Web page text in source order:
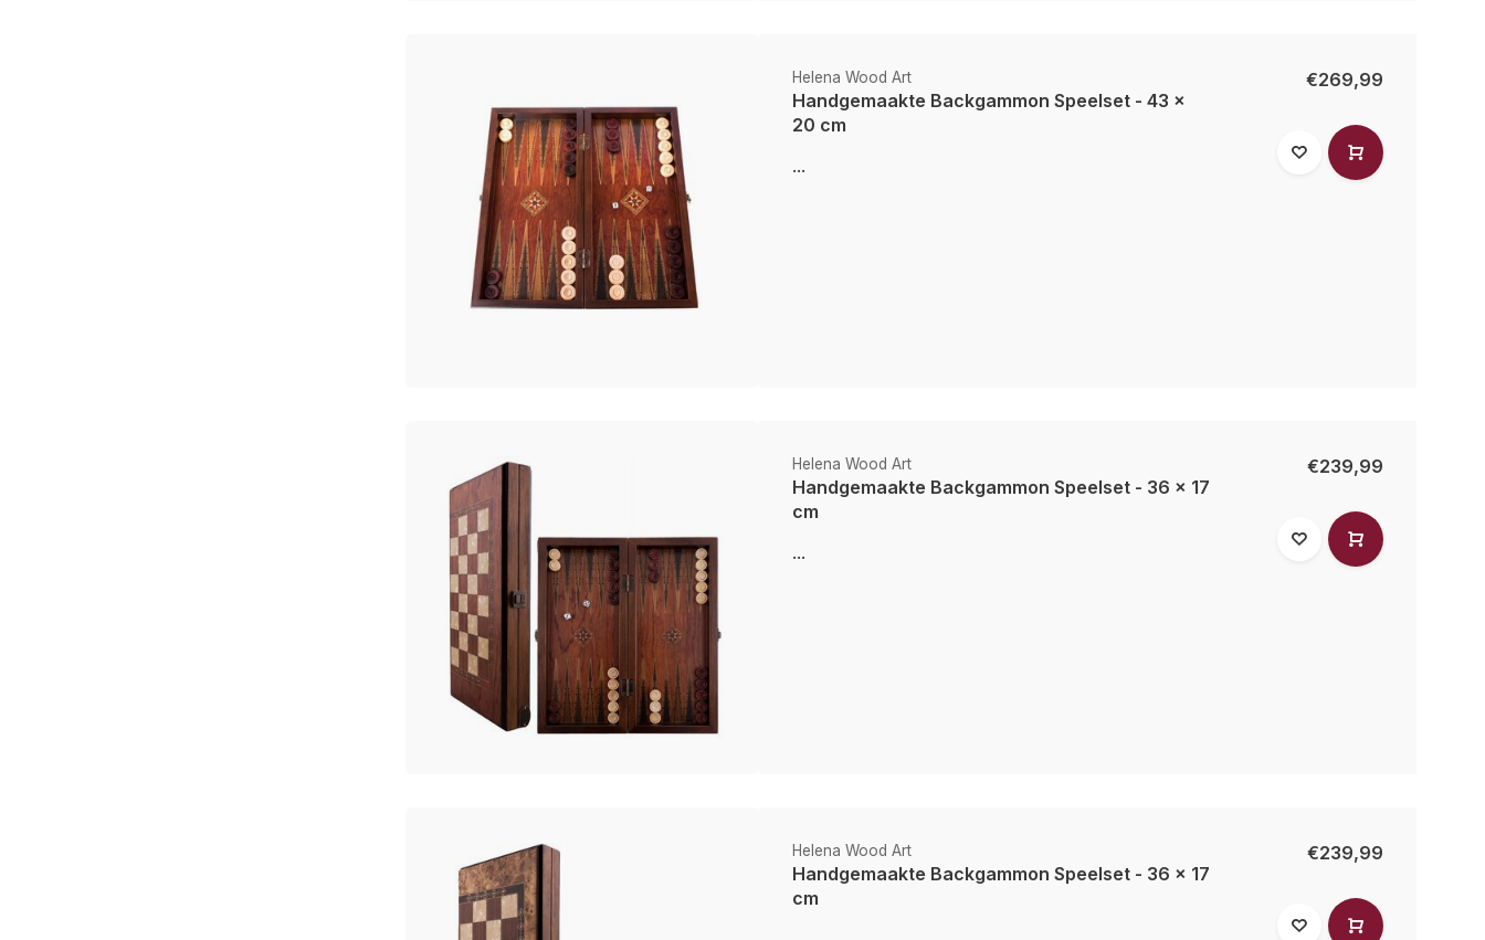
Helena Wood Art
Handgemaakte Backgammon Speelset - 43 x
20 cm
...
€269,99
Helena Wood Art
Handgemaakte Backgammon Speelset - 36 x 17
cm
...
€239,99
Helena Wood Art
Handgemaakte Backgammon Speelset - 36 x 17
cm
€239,99